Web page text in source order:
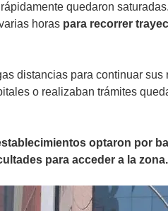
quedaron
horas para recorrer
distancias para continuar sus
o realizaban trámites
optaron por
para acceder a la zona.